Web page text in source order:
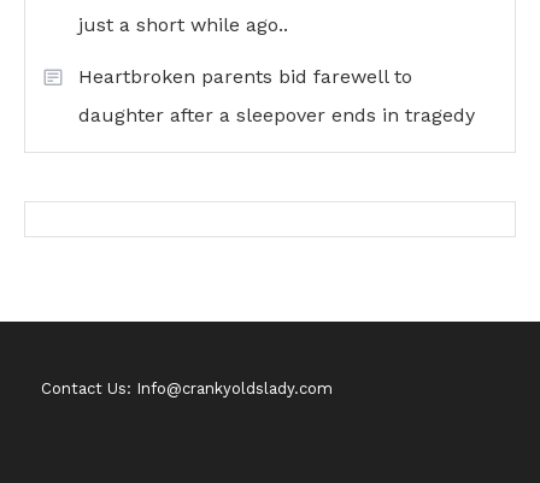
just a short while ago..
Heartbroken parents bid farewell to
daughter after a sleepover ends in tragedy
Contact Us: Info@crankyoldslady.com